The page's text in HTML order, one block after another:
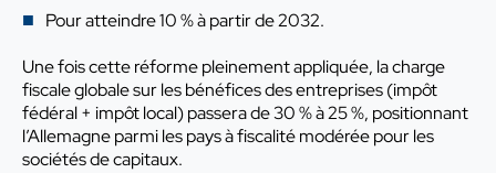
Pour atteindre 10 % à partir de 2032.
Une fois cette réforme pleinement appliquée, la charge
fiscale globale sur les bénéfices des entreprises (impôt
fédéral + impôt local) passera de 30 % à 25 %, positionnant
l’Allemagne parmi les pays à fiscalité modérée pour les
sociétés de capitaux.